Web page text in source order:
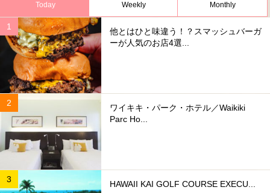
Today Weekly Monthly
他とはひと味違う！？スマッシュバーガ
ーが人気のお店4選...
ワイキキ・パーク・ホテル／Waikiki
Parc Ho...
HAWAII KAI GOLF COURSE EXECU...